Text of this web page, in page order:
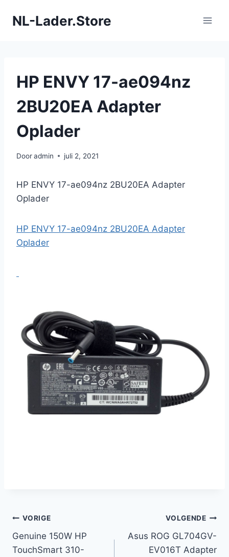
naarNL-Lader.Store
HP ENVY 17-ae094nz
2BU20EA Adapter
Oplader
Dooradmin juli 2, 2021
HP ENVY 17-ae094nz 2BU20EA Adapter
Oplader
HP ENVY 17-ae094nz 2BU20EA Adapter
Oplader
Bericht
navigatie
VORIGE
Genuine 150W HP
TouchSmart 310-
VOLGENDE
Asus ROG GL704GV-
EV016T Adapter